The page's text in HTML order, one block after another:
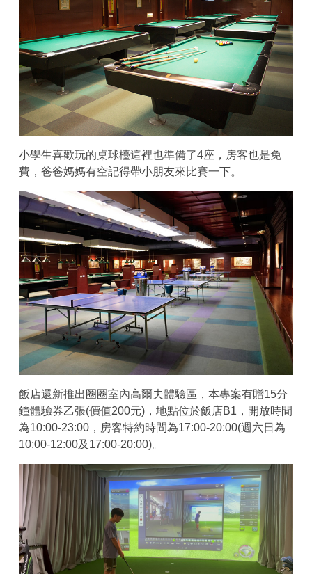
小學生喜歡玩的桌球檯這裡也準備了4座，房客也是免
費，爸爸媽媽有空記得帶小朋友來比賽一下。
飯店還新推出圈圈室內高爾夫體驗區，本專案有贈15分
鐘體驗券乙張(價值200元)，地點位於飯店B1，開放時間
為10:00-23:00，房客特約時間為17:00-20:00(週六日為
10:00-12:00及17:00-20:00)。